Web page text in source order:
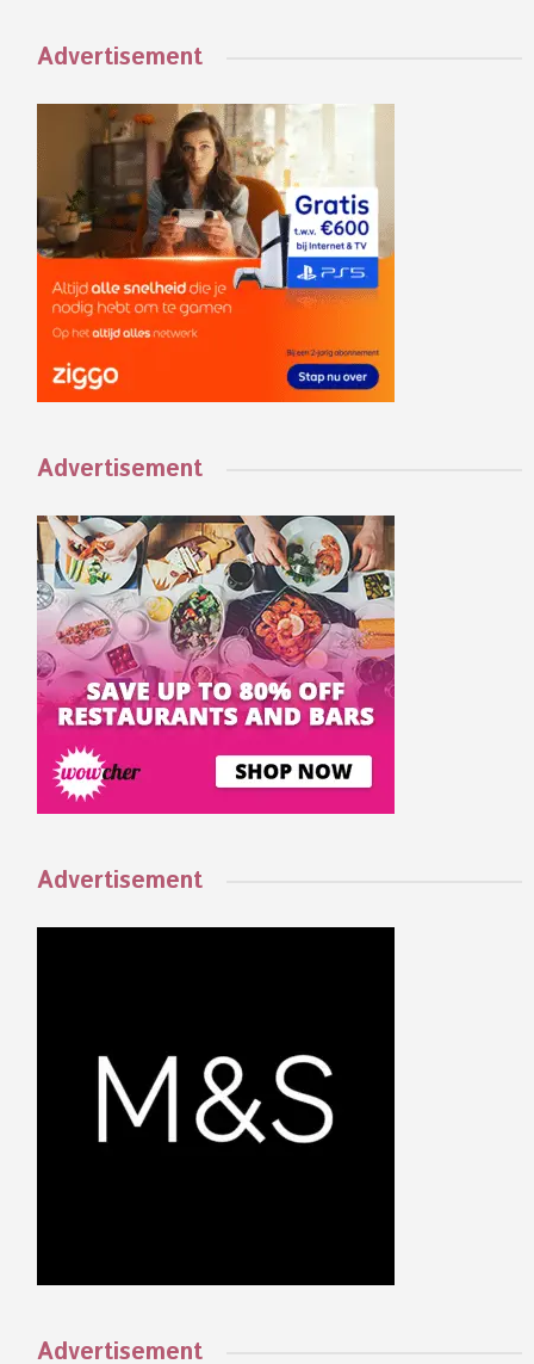
Advertisement
Advertisement
Advertisement
Advertisement